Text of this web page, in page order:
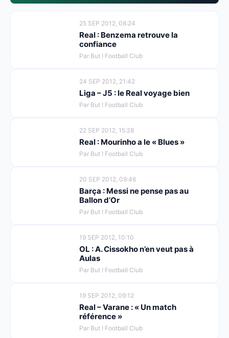
25 SEP 2012, 08:24
Real : Benzema retrouve la
confiance
Par But ! Football Club
24 SEP 2012, 21:42
Liga – J5 : le Real voyage bien
Par But ! Football Club
22 SEP 2012, 15:28
Real : Mourinho a le « Blues »
Par But ! Football Club
20 SEP 2012, 09:46
Barça : Messi ne pense pas au
Ballon d’Or
Par But ! Football Club
19 SEP 2012, 10:10
OL : A. Cissokho n’en veut pas à
Aulas
Par But ! Football Club
19 SEP 2012, 09:12
Real – Varane : « Un match
référence »
Par But ! Football Club